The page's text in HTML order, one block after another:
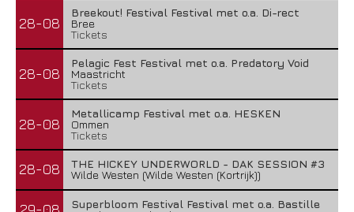
28-08
Breekout! Festival Festival met o.a. Di-rect
Bree
Tickets
28-08
Pelagic Fest Festival met o.a. Predatory Void
Maastricht
Tickets
28-08
Metallicamp Festival met o.a. HESKEN
Ommen
Tickets
28-08
THE HICKEY UNDERWORLD - DAK SESSION #3
Wilde Westen (Wilde Westen (Kortrijk))
Superbloom Festival Festival met o.a. Bastille